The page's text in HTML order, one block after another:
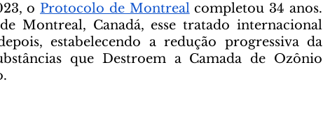
o
Protocolo de Montreal completou 34 anos.
Montreal, Canadá, esse tratado internacional
estabelecendo a redução progressiva da
que Destroem a Camada de Ozônio